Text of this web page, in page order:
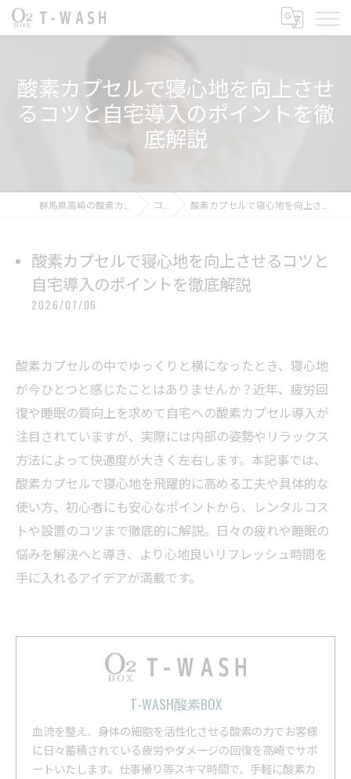
酸素カプセルで寝心地を向上させ
るコツと自宅導入のポイントを徹
底解説
コラム 酸素カプセルで寝心地を向上させるコツと自宅導入のポイントを徹底解説
酸素カプセルで寝心地を向上させるコツと
自宅導入のポイントを徹底解説
2026/07/06
酸素カプセルの中でゆっくりと横になったとき、寝心地
が今ひとつと感じたことはありませんか？近年、疲労回
復や睡眠の質向上を求めて自宅への酸素カプセル導入が
注目されていますが、実際には内部の姿勢やリラックス
方法によって快適度が大きく左右します。本記事では、
酸素カプセルで寝心地を飛躍的に高める工夫や具体的な
使い方、初心者にも安心なポイントから、レンタルコス
トや設置のコツまで徹底的に解説。日々の疲れや睡眠の
悩みを解決へと導き、より心地良いリフレッシュ時間を
手に入れるアイデアが満載です。
T-WASH酸素BOX
血流を整え、身体の細胞を活性化させる酸素の力でお客様
に日々蓄積されている疲労やダメージの回復を高崎でサポ
ートいたします。仕事帰り等スキマ時間で、手軽に酸素カ